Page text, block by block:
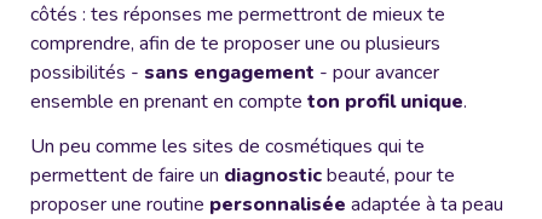
côtés : tes réponses me permettront de mieux te
comprendre, afin de te proposer une ou plusieurs
possibilités - sans engagement - pour avancer
ensemble en prenant en compte ton profil unique.
Un peu comme les sites de cosmétiques qui te
permettent de faire un diagnostic beauté, pour te
proposer une routine personnalisée adaptée à ta peau